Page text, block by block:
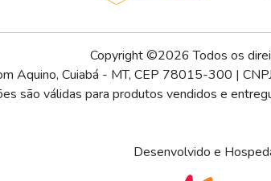
Copyright ©2026 Todos os
Aquino, Cuiabá - MT, CEP 78015-300 |
são válidas para produtos vendidos e
Desenvolvido e